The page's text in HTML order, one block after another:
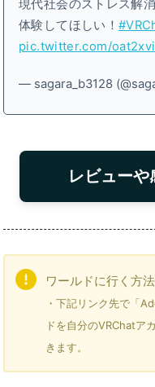
現代社会のストレス解
体験してほしい！
pic.twitter.com/
— sagara_b3128
レビューや
ワールドに行く方法
・下記リンク先で「
ドを自分のVRChatア
きます。